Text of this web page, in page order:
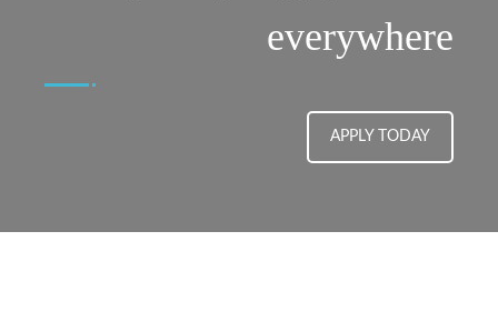
everywhere
APPLY TODAY